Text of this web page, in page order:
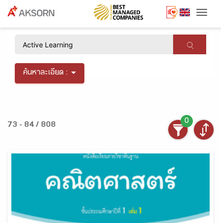
ค้นหาละเอียด :
73 - 84 / 808
0